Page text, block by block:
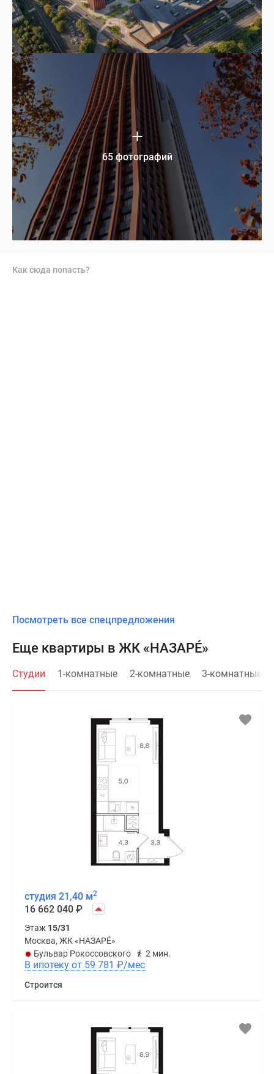
65 фотографий
Как сюда попасть?
Посмотреть все спецпредложения
Еще квартиры в ЖК «НАЗАРÉ»
Студии 1-комнатные 2-комнатные 3-комнатные
студия 21,40 м2
16 662 040 ₽
Этаж 15/31
Москва, ЖК «НАЗАРÉ»
Бульвар Рокоссовского
2 мин.
В ипотеку от 59 781 ₽/мес
Строится